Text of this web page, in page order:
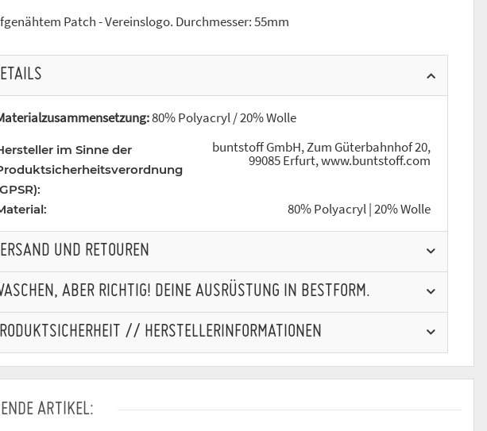
Patch - Vereinslogo. Durchmesser: 55mm
80% Polyacryl / 20% Wolle
im Sinne der
buntstoff GmbH, Zum Güterbahnhof 20,
99085 Erfurt, www.buntstoff.com
80% Polyacryl | 20% Wolle
UND RETOUREN
ABER RICHTIG! DEINE AUSRÜSTUNG IN BESTFORM.
// HERSTELLERINFORMATIONEN
ARTIKEL: